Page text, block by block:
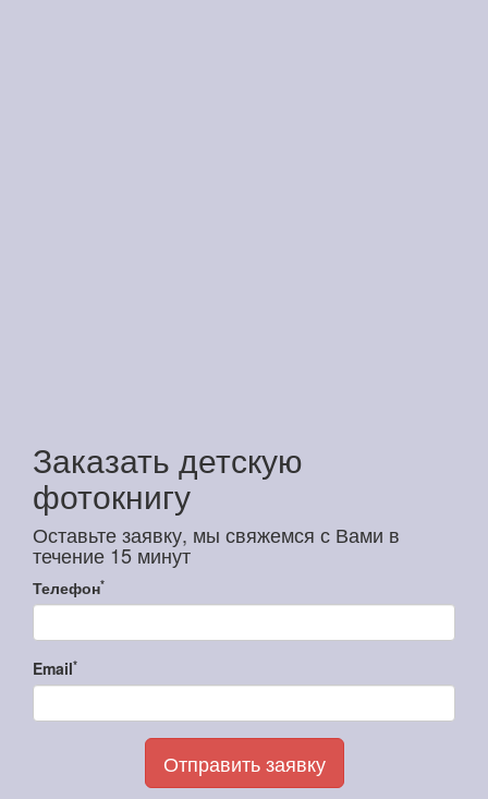
Заказать детскую
фотокнигу
Оставьте заявку, мы свяжемся с Вами в
течение 15 минут
Телефон*
Email*
Отправить заявку